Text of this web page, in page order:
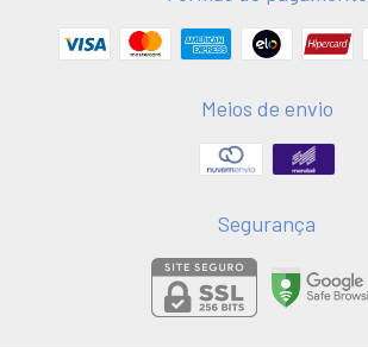
Meios de envio
Segurança